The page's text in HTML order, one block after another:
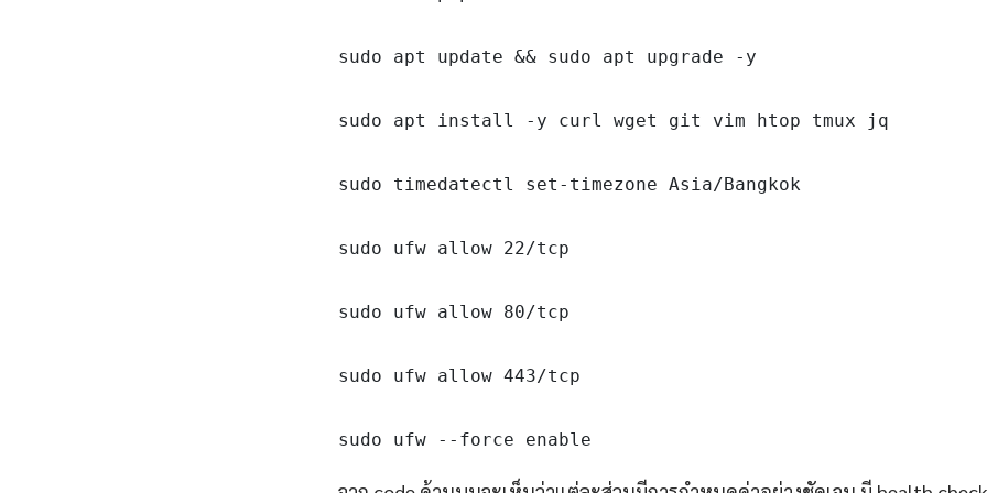
sudo apt update && sudo apt upgrade -y
sudo apt install -y curl wget git vim htop tmux jq
sudo timedatectl set-timezone Asia/Bangkok
sudo ufw allow 22/tcp
sudo ufw allow 80/tcp
sudo ufw allow 443/tcp
sudo ufw --force enable